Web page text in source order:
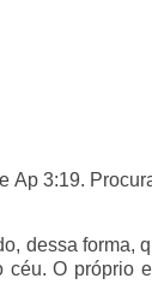
3:19.
dessa forma,
O próprio